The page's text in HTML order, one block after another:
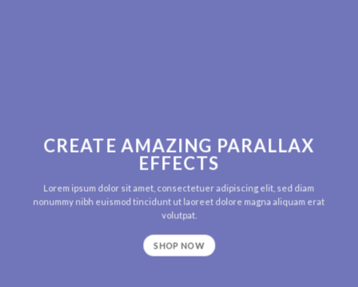
CREATE AMAZING PARALLAX
EFFECTS
Lorem ipsum dolor sit amet, consectetuer adipiscing elit, sed diam
nonummy nibh euismod tincidunt ut laoreet dolore magna aliquam erat
volutpat.
SHOP NOW